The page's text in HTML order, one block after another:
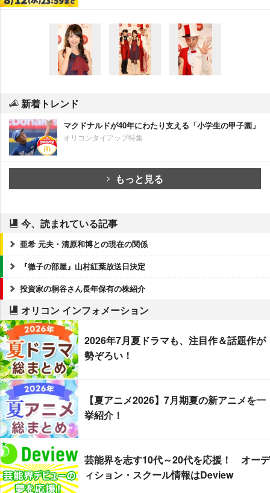
新着トレンド
マクドナルドが40年にわたり支える「小学生の甲子園」
オリコンタイアップ特集
もっと見る
今、読まれている記事
亜希 元夫・清原和博との現在の関係
『徹子の部屋』山村紅葉放送日決定
投資家の桐谷さん長年保有の株紹介
オリコン インフォメーション
2026年7月夏ドラマも、注目作＆話題作が
勢ぞろい！
【夏アニメ2026】7月期夏の新アニメを一
挙紹介！
芸能界を志す10代～20代を応援！ オーデ
ィション・スクール情報はDeview